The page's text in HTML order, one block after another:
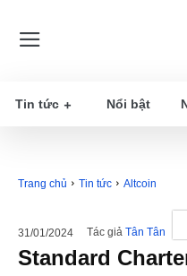
Tin tức Nổi bật
Trang chủ Tin tức Altcoin
31/01/2024 Tác giả Tân Tân
Standard